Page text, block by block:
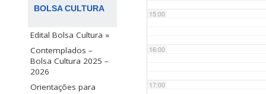
BOLSA CULTURA
Edital Bolsa Cultura »
Contemplados –
Bolsa Cultura 2025 –
2026
Orientações para
15:00
16:00
17:00